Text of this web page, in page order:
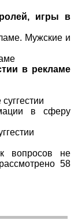
игры в
Мужские и
в рекламе
в сферу
вопросов не
58